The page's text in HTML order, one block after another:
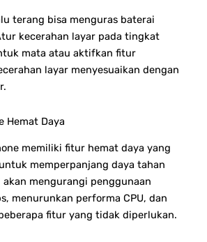
terang bisa menguras baterai
kecerahan layar pada tingkat
mata atau aktifkan fitur
layar menyesuaikan dengan
Hemat Daya
memiliki fitur hemat daya yang
memperpanjang daya tahan
mengurangi penggunaan
menurunkan performa CPU, dan
fitur yang tidak diperlukan.